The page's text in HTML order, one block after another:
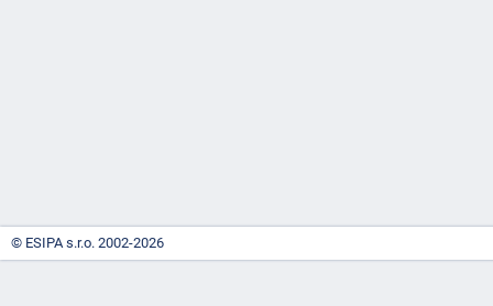
© ESIPA s.r.o. 2002-2026